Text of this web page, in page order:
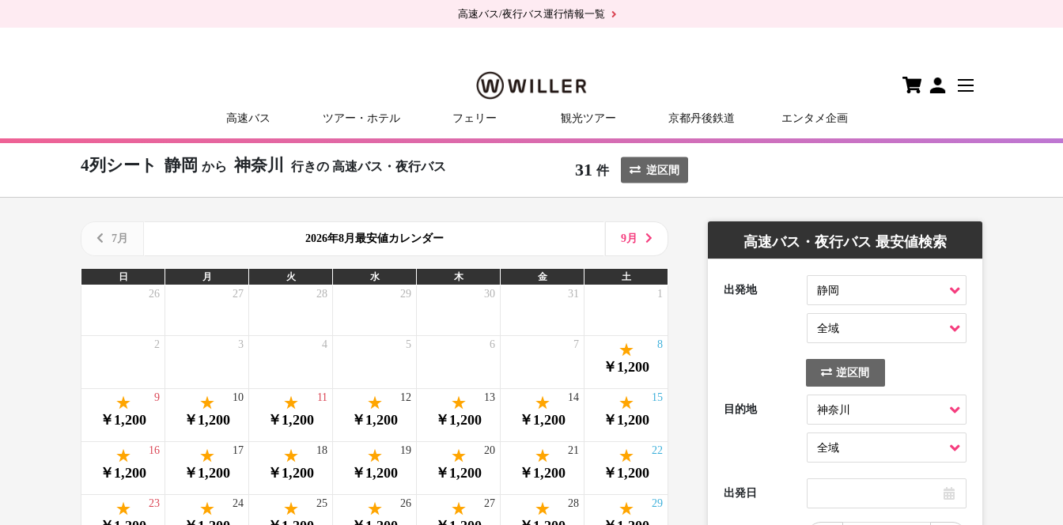
高速バス/夜行バス運行情報一覧
高速バス ツアー・ホテル フェリー 観光ツアー 京都丹後鉄道 エンタメ企画
4列シート 静岡 から 神奈川 行きの 高速バス・夜行バス 31 件 逆区間
7月 2026年8月最安値カレンダー 9月
日 月 火 水 木 金 土
26 27 28 29 30 31 1
2 3 4 5 6 7
￥1,200
8
￥1,200
9
￥1,200
10
￥1,200
11
￥1,200
12
￥1,200
13
￥1,200
14
￥1,200
15
￥1,200
16
￥1,200
17
￥1,200
18
￥1,200
19
￥1,200
20
￥1,200
21
￥1,200
22
23 24 25 26 27 28 29
高速バス・夜行バス 最安値検索
出発地
逆区間
目的地
出発日